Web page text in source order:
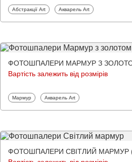
Фотошпалери
Абстракції Art Фотошпалери
Акварель Art
ФОТОШПАЛЕРИ МАРМУР З
Вартість залежить від розмірів
Фотошпалери
Мармур Фотошпалери
Акварель Art
ФОТОШПАЛЕРИ СВІТЛИЙ МАРМУР (